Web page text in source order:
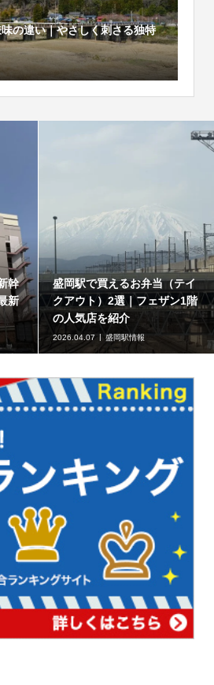
の違い｜やさしく刺さる独特
幹
新
盛岡駅で買えるお弁当（テイ
クアウト）2選｜フェザン1階
の人気店を紹介
2026.04.07 盛岡駅情報